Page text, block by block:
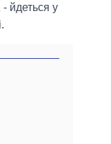
- йдеться у